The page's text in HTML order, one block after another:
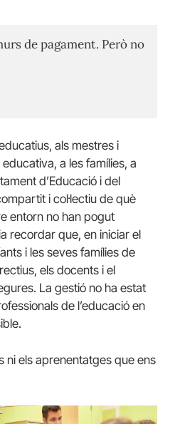
de pagament. Però no
als mestres i
a les famílies, a
d’Educació i del
i col·lectiu de què
entorn no han pogut
recordar que, en iniciar el
i les seves famílies de
els docents i el
La gestió no ha estat
de l’educació en
ni els aprenentatges que ens